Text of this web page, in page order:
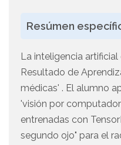
Resúmen
La inteligencia
Resultado de
médicas' . El alumno
'visión por
entrenadas con
segundo ojo" para el